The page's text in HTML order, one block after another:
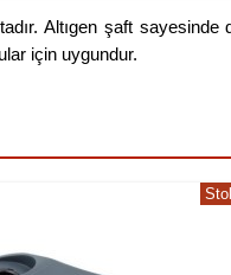
Altıgen şaft sayesinde
için uygundur.